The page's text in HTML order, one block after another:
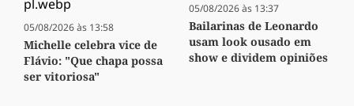
05/08/2026 às 13:58
Michelle celebra vice de
Flávio: "Que chapa possa
ser vitoriosa"
05/08/2026 às 13:37
Bailarinas de Leonardo
usam look ousado em
show e dividem opiniões